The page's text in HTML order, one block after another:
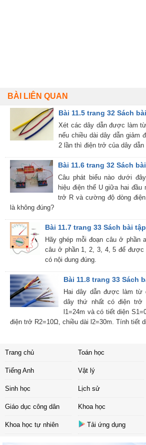
BÀI LIÊN QUAN
Bài 11.5 trang 32 Sách
Xét các dây dẫn được làm
nếu chiều dài dây dẫn giảm
2 lần thì điện trở của dây
Bài 11.6 trang 32 Sách
Câu phát biểu nào dưới
hiệu điện thế U giữa hai đầu
trở R và cường độ dòng
là không đúng?
Bài 11.7 trang 33 Sách bài
Hãy ghép mỗi đoạn câu ở phần
câu ở phần 1, 2, 3, 4, 5 để được
có nội dung đúng.
Bài 11.8 trang 33 Sách
Hai dây dẫn được làm từ
dây thứ nhất có điện trở
l1=24m và có tiết diện
điện trở R2=10Ω, chiều dài l2=30m. Tính tiết
Trang chủ Toán học
Tiếng Anh Vật lý
Sinh học Lịch sử
Giáo dục công dân Khoa học
Khoa học tự nhiên Tải ứng dụng